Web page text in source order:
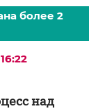
более 2
над